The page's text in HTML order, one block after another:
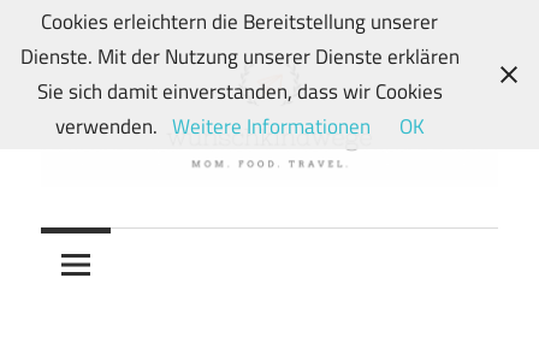
Zum
Inhalt
springen
wunschkindwege
Wunschkindern
und
Cookies erleichtern die Bereitstellung unserer
Dienste. Mit der Nutzung unserer Dienste erklären
Sie sich damit einverstanden, dass wir Cookies
verwenden. Weitere Informationen OK